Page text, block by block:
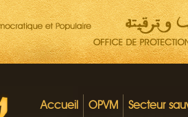
Accueil OPVM Secteur